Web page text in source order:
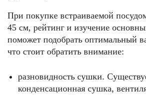
При покупке встраиваемой
45 см, рейтинг и изучение
поможет подобрать оптимальный
что стоит обратить внимание:
разновидность сушки.
конденсационная сушка,